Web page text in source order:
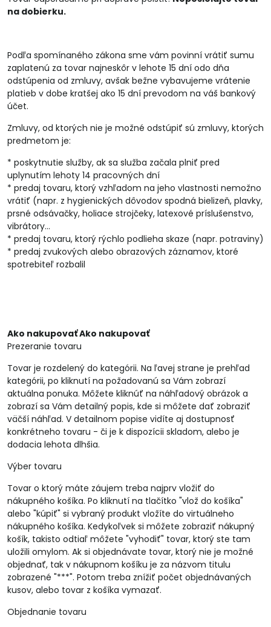
na dobierku.
Podľa spomínaného zákona sme vám povinní vrátiť sumu
zaplatenú za tovar najneskôr v lehote 15 dní odo dňa
odstúpenia od zmluvy, avšak bežne vybavujeme vrátenie
platieb v dobe kratšej ako 15 dní prevodom na váš bankový
účet.
Zmluvy, od ktorých nie je možné odstúpiť sú zmluvy, ktorých
predmetom je:
* poskytnutie služby, ak sa služba začala plniť pred
uplynutím lehoty 14 pracovných dní
* predaj tovaru, ktorý vzhľadom na jeho vlastnosti nemožno
vrátiť (napr. z hygienických dôvodov spodná bielizeň, plavky,
prsné odsávačky, holiace strojčeky, latexové príslušenstvo,
vibrátory...
* predaj tovaru, ktorý rýchlo podlieha skaze (napr. potraviny)
* predaj zvukových alebo obrazových záznamov, ktoré
spotrebiteľ rozbalil
Ako nakupovať Ako nakupovať
Prezeranie tovaru
Tovar je rozdelený do kategórii. Na ľavej strane je prehľad
kategórii, po kliknutí na požadovanú sa Vám zobrazí
aktuálna ponuka. Môžete kliknúť na náhľadový obrázok a
zobrazí sa Vám detailný popis, kde si môžete dať zobraziť
väčší náhľad. V detailnom popise vidíte aj dostupnosť
konkrétneho tovaru - či je k dispozícii skladom, alebo je
dodacia lehota dlhšia.
Výber tovaru
Tovar o ktorý máte záujem treba najprv vložiť do
nákupného košíka. Po kliknutí na tlačítko "vlož do košíka"
alebo "kúpiť" si vybraný produkt vložíte do virtuálneho
nákupného košíka. Kedykoľvek si môžete zobraziť nákupný
košík, takisto odtiaľ môžete "vyhodiť" tovar, ktorý ste tam
uložili omylom. Ak si objednávate tovar, ktorý nie je možné
objednať, tak v nákupnom košíku je za názvom titulu
zobrazené "***". Potom treba znížiť počet objednávaných
kusov, alebo tovar z košíka vymazať.
Objednanie tovaru